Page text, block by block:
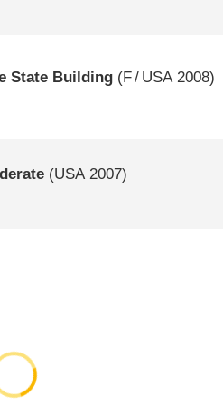
State Building (F/ USA 2008)
(USA 2007)